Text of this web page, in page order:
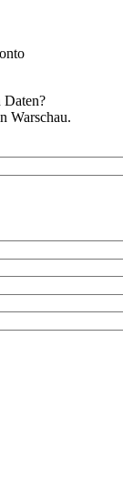
Daten?
Warschau.